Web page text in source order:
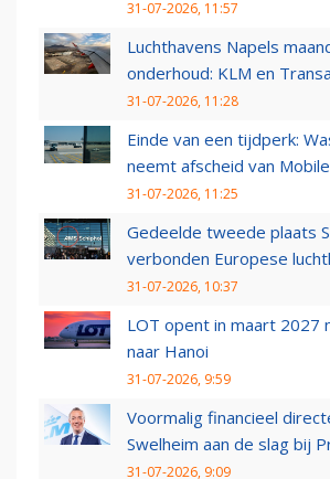
31-07-2026, 11:57
Luchthavens Napels
onderhoud: KLM en
31-07-2026, 11:28
Einde van een tijdperk:
neemt afscheid van
31-07-2026, 11:25
Gedeelde tweede plaats
verbonden Europese
31-07-2026, 10:37
LOT opent in maart 2027
naar Hanoi
31-07-2026, 9:59
Voormalig financieel
Swelheim aan de slag bij
31-07-2026, 9:09